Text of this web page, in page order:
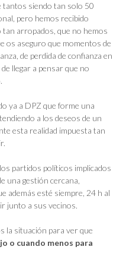
siendo tan solo 50
pero hemos recibido
arropados, que no hemos
os aseguro que momentos de
de perdida de confianza en
llegar a pensar que no
ya a DPZ que forme una
a los deseos de un
esta realidad impuesta tan
partidos políticos implicados
una gestión cercana,
además esté siempre, 24 h al
junto a sus vecinos.
la situación para ver que
o cuando menos para